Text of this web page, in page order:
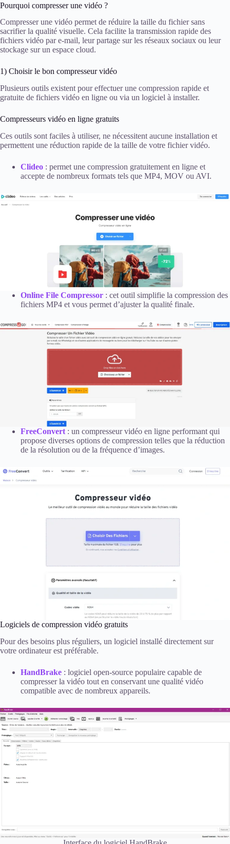
Perplexity
Pourquoi compresser une vidéo ?
Compresser une vidéo permet de réduire la taille du fichier sans
sacrifier la qualité visuelle. Cela facilite la transmission rapide des
fichiers vidéo par e-mail, leur partage sur les réseaux sociaux ou leur
stockage sur un espace cloud.
1) Choisir le bon compresseur vidéo
Plusieurs outils existent pour effectuer une compression rapide et
gratuite de fichiers vidéo en ligne ou via un logiciel à installer.
Compresseurs vidéo en ligne gratuits
Ces outils sont faciles à utiliser, ne nécessitent aucune installation et
permettent une réduction rapide de la taille de votre fichier vidéo.
Clideo : permet une compression gratuitement en ligne et
accepte de nombreux formats tels que MP4, MOV ou AVI.
Online File Compressor : cet outil simplifie la compression des
fichiers MP4 et vous permet d’ajuster la qualité finale.
FreeConvert : un compresseur vidéo en ligne performant qui
propose diverses options de compression telles que la réduction
de la résolution ou de la fréquence d’images.
Logiciels de compression vidéo gratuits
Pour des besoins plus réguliers, un logiciel installé directement sur
votre ordinateur est préférable.
HandBrake : logiciel open-source populaire capable de
compresser la vidéo tout en conservant une qualité vidéo
compatible avec de nombreux appareils.